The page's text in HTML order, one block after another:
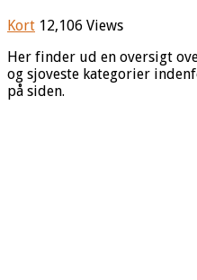
Kort 12,106 Views
Her finder ud en oversigt
og sjoveste kategorier
på siden.